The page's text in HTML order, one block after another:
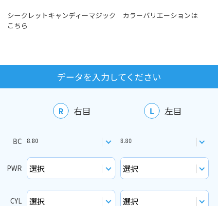
シークレットキャンディーマジック カラーバリエーションは
こちら
データを入力してください
R 右目 L 左目
BC 8.80 8.80
PWR
CYL